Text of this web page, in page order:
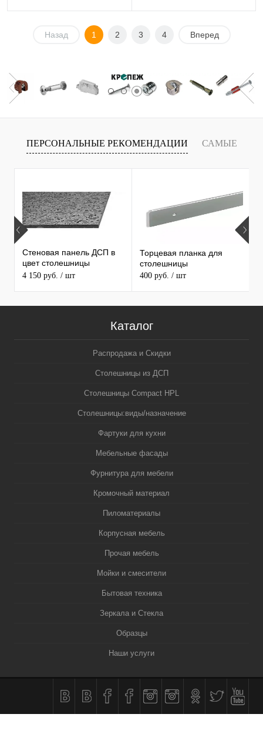
Назад 1 2 3 4 Вперед
ПЕРСОНАЛЬНЫЕ РЕКОМЕНДАЦИИ САМЫЕ
ПРОДАВАЕМЫЕ ТОВАРЫ
Стеновая панель ДСП в
цвет столешницы
MAERSS
4 150 руб. / шт
Торцевая планка для
столешницы
400 руб. / шт
Каталог
Распродажа и Скидки
Столешницы из ДСП
Столешницы Compact HPL
Столешницы:виды/назначение
Фартуки для кухни
Мебельные фасады
Фурнитура для мебели
Кромочный материал
Пиломатериалы
Корпусная мебель
Прочая мебель
Мойки и смесители
Бытовая техника
Зеркала и Стекла
Образцы
Наши услуги